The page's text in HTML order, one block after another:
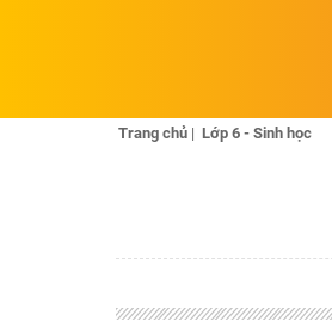
Trang chủ| Lớp 6 - Sinh học